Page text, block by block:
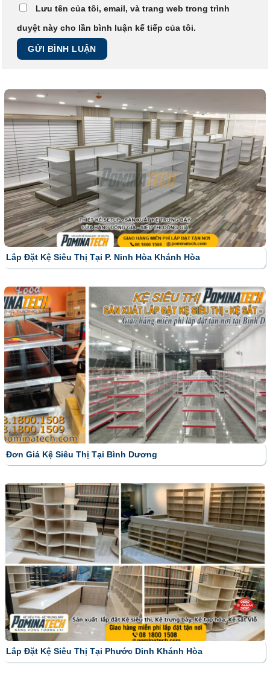
Lưu tên của tôi, email, và trang web trong trình
duyệt này cho lần bình luận kế tiếp của tôi.
Lắp Đặt Kệ Siêu Thị Tại P. Ninh Hòa Khánh Hòa
Đơn Giá Kệ Siêu Thị Tại Bình Dương
Lắp Đặt Kệ Siêu Thị Tại Phước Dinh Khánh Hòa